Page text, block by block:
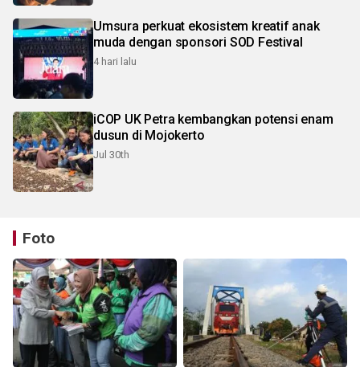
Umsura perkuat ekosistem kreatif anak
muda dengan sponsori SOD Festival
4 hari lalu
iCOP UK Petra kembangkan potensi enam
dusun di Mojokerto
Jul 30th
Foto